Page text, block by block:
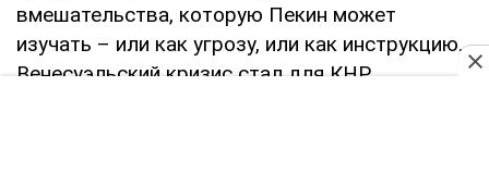
вмешательства, которую Пекин может
изучать – или как угрозу, или как инструкцию.
Венесуэльский кризис стал для КНР